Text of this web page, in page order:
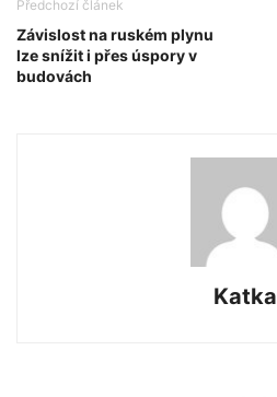
Předchozí článek
Závislost na ruském plynu
lze snížit i přes úspory v
budovách
Katka